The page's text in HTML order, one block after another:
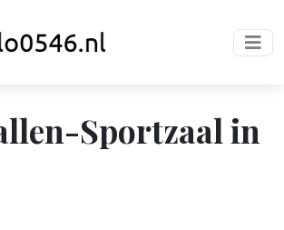
Sportzaal in